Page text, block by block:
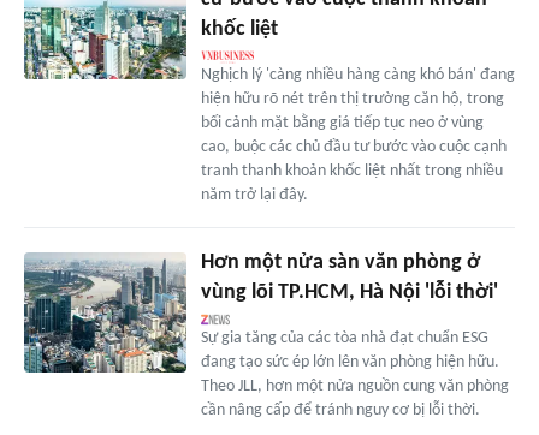
khốc liệt
Nghịch lý 'càng nhiều hàng càng khó bán' đang
hiện hữu rõ nét trên thị trường căn hộ, trong
bối cảnh mặt bằng giá tiếp tục neo ở vùng
cao, buộc các chủ đầu tư bước vào cuộc cạnh
tranh thanh khoản khốc liệt nhất trong nhiều
năm trở lại đây.
Hơn một nửa sàn văn phòng ở
vùng lõi TP.HCM, Hà Nội 'lỗi thời'
Sự gia tăng của các tòa nhà đạt chuẩn ESG
đang tạo sức ép lớn lên văn phòng hiện hữu.
Theo JLL, hơn một nửa nguồn cung văn phòng
cần nâng cấp để tránh nguy cơ bị lỗi thời.